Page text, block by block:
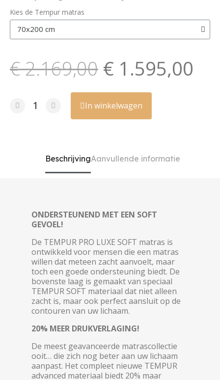
Kies de Tempur matras
€ 2.169,00 € 1.595,00
In winkelwagen
BeschrijvingAanvullende informatie
ONDERSTEUNEND MET EEN SOFT
GEVOEL!
De TEMPUR PRO LUXE SOFT matras is
ontwikkeld voor mensen die een matras
willen dat meteen zacht aanvoelt, maar
toch een goede ondersteuning biedt. De
bovenste laag is gemaakt van speciaal
TEMPUR SOFT materiaal dat niet alleen
zacht is, maar ook perfect aansluit op de
contouren van uw lichaam.
20% MEER DRUKVERLAGING!
De meest geavanceerde matrascollectie
ooit… die zich nog beter aan uw lichaam
aanpast. Het compleet nieuwe TEMPUR
advanced materiaal biedt 20% maar